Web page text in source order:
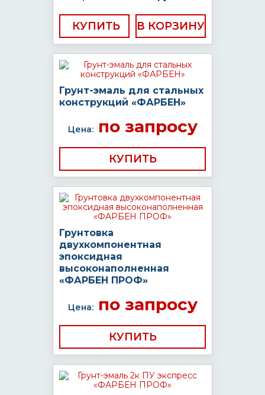
КУПИТЬ
Грунт-эмаль для стальных
конструкций «ФАРБЕН»
Цена:по запросу
КУПИТЬ
Грунтовка
двухкомпонентная
эпоксидная
высоконаполненная
«ФАРБЕН ПРОФ»
Цена:по запросу
КУПИТЬ